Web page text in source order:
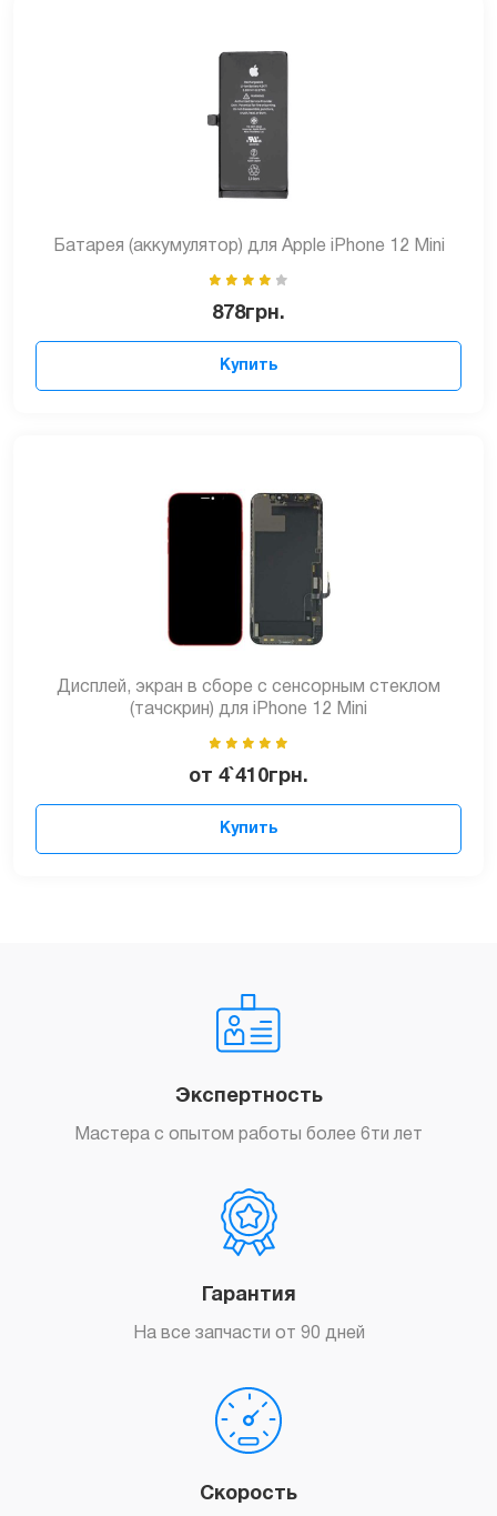
Батарея (аккумулятор) для Apple iPhone 12 Mini
878грн.
Купить
Дисплей, экран в сборе с сенсорным стеклом
(тачскрин) для iPhone 12 Mini
от 4`410грн.
Купить
Экспертность
Мастера с опытом работы более 6ти лет
Гарантия
На все запчасти от 90 дней
Скорость